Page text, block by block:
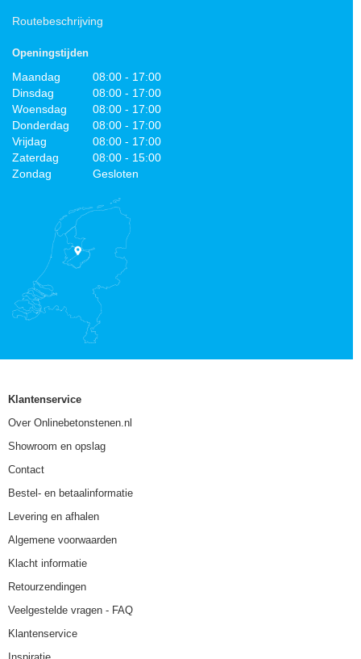
Routebeschrijving
Openingstijden
Maandag
08:00 - 17:00
Dinsdag
08:00 - 17:00
Woensdag
08:00 - 17:00
Donderdag
08:00 - 17:00
Vrijdag
08:00 - 17:00
Zaterdag
08:00 - 15:00
Zondag
Gesloten
Klantenservice
Over Onlinebetonstenen.nl
Showroom en opslag
Contact
Bestel- en betaalinformatie
Levering en afhalen
Algemene voorwaarden
Klacht informatie
Retourzendingen
Veelgestelde vragen - FAQ
Klantenservice